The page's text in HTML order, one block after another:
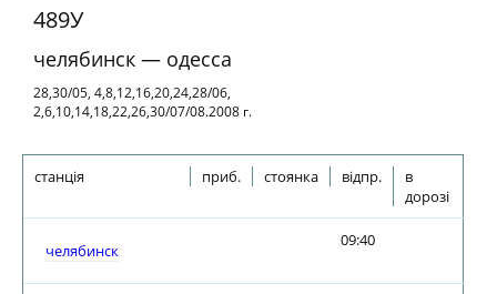
489У
челябинск — одесса
28,30/05, 4,8,12,16,20,24,28/06,
2,6,10,14,18,22,26,30/07/08.2008 г.
станція приб. стоянка відпр.
в
дорозі
челябинск
09:40